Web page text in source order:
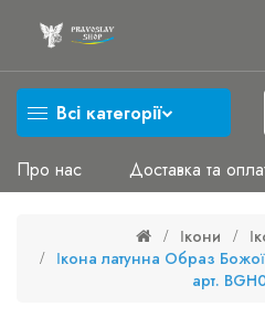
Всі категорії
Про нас Доставка та
Ікони
Ікона латунна Образ
арт.